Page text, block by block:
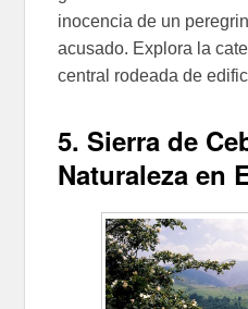
inocencia de un
acusado. Explora la
central rodeada de
5. Sierra de
Naturaleza en